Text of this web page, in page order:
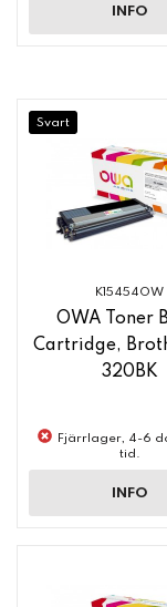
INFO
Svart
K15454OW
OWA Toner
Cartridge,
320BK
Fjärrlager, 4-6
tid.
INFO